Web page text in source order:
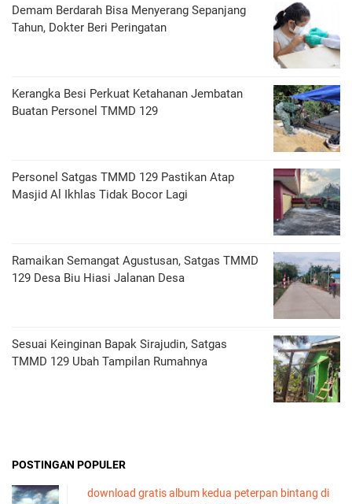
Demam Berdarah Bisa Menyerang Sepanjang
Tahun, Dokter Beri Peringatan
Kerangka Besi Perkuat Ketahanan Jembatan
Buatan Personel TMMD 129
Personel Satgas TMMD 129 Pastikan Atap
Masjid Al Ikhlas Tidak Bocor Lagi
Ramaikan Semangat Agustusan, Satgas TMMD
129 Desa Biu Hiasi Jalanan Desa
Sesuai Keinginan Bapak Sirajudin, Satgas
TMMD 129 Ubah Tampilan Rumahnya
POSTINGAN POPULER
download gratis album kedua peterpan bintang di